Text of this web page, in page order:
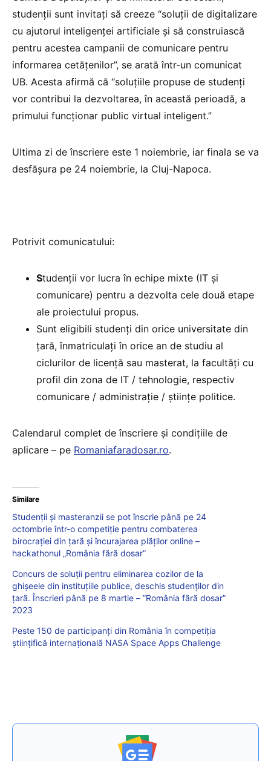
studenții sunt invitați să creeze “soluții de digitalizare
cu ajutorul inteligenței artificiale și să construiască
pentru acestea campanii de comunicare pentru
informarea cetățenilor”, se arată într-un comunicat
UB. Acesta afirmă că “soluțiile propuse de studenți
vor contribui la dezvoltarea, în această perioadă, a
primului funcționar public virtual inteligent.”
Ultima zi de înscriere este 1 noiembrie, iar finala se va
desfășura pe 24 noiembrie, la Cluj-Napoca.
Potrivit comunicatului:
Studenții vor lucra în echipe mixte (IT și
comunicare) pentru a dezvolta cele două etape
ale proiectului propus.
Sunt eligibili studenți din orice universitate din
țară, înmatriculați în orice an de studiu al
ciclurilor de licență sau masterat, la facultăți cu
profil din zona de IT / tehnologie, respectiv
comunicare / administrație / științe politice.
Calendarul complet de înscriere și condițiile de
aplicare – pe Romaniafaradosar.ro.
Similare
Studenții și masteranzii se pot înscrie până pe 24
octombrie într-o competiție pentru combaterea
birocrației din țară și încurajarea plăților online –
hackathonul „România fără dosar”
Concurs de soluții pentru eliminarea cozilor de la
ghișeele din instituțiile publice, deschis studenților din
țară. Înscrieri până pe 8 martie – ”România fără dosar”
2023
Peste 150 de participanți din România în competiția
științifică internațională NASA Space Apps Challenge